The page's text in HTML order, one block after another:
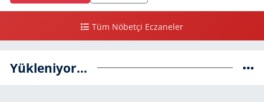
Tüm Nöbetçi Eczaneler
Yükleniyor...